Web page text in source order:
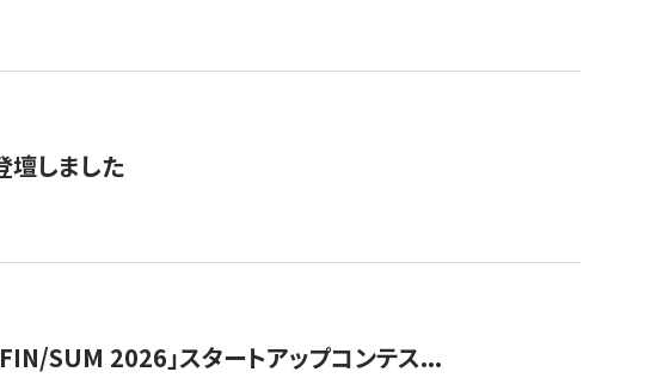
壇しました
FIN/SUM 2026」スタートアップコンテス...